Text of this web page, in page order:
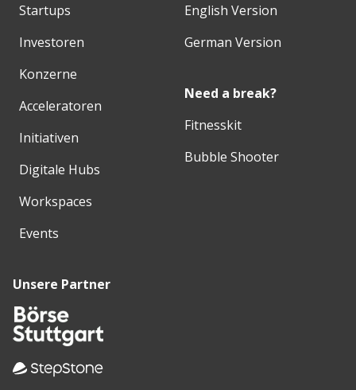
Startups
Investoren
Konzerne
Acceleratoren
Initiativen
Digitale Hubs
Workspaces
Events
English Version
German Version
Need a break?
Fitnesskit
Bubble Shooter
Unsere Partner